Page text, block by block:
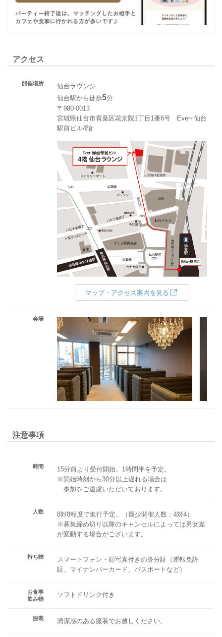
アクセス
開催場所
仙台ラウンジ
仙台駅から徒歩5分
〒980-0013
宮城県仙台市青葉区花京院1丁目1番6号 Ever-i仙台
駅前ビル4階
マップ・アクセス案内を見る
会場
注意事項
時間
15分前より受付開始。1時間半を予定。
※開始時刻から30分以上遅れる場合は
参加をご遠慮いただいております。
人数
8対8程度で進行予定。（最少開催人数：4対4）
※募集締め切り以降のキャンセルによっては男女差
が変動する場合がございます。
持ち物
スマートフォン・顔写真付きの身分証（運転免許
証、マイナンバーカード、パスポートなど）
お食事
飲み物
ソフトドリンク付き
服装 清潔感のある服装でお越しください。